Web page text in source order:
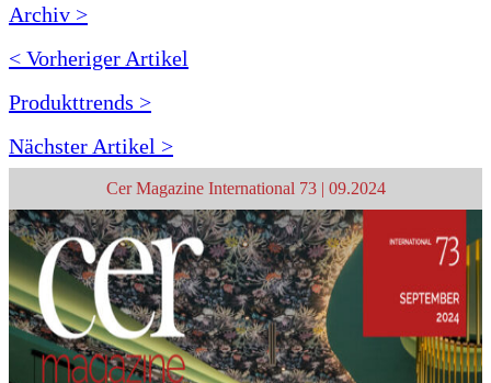
Archiv >
< Vorheriger Artikel
Produkttrends >
Nächster Artikel >
Cer Magazine International 73 | 09.2024